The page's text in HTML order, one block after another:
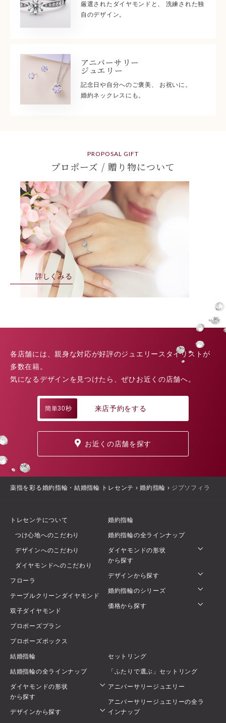
厳選されたダイヤモンドと、 洗練された独
自のデザイン。
アニバーサリー
ジュエリー
記念日や自分へのご褒美、 お祝いに。
婚約ネックレスにも。
PROPOSAL GIFT
プロポーズ / 贈り物について
詳しくみる
各店舗には、親身な対応が好評のジュエリースタイリストが
多数在籍。
気になるデザインを見つけたら、ぜひお近くの店舗へ。
簡単30秒 来店予約をする
お近くの店舗を探す
薬指を彩る婚約指輪・結婚指輪 トレセンテ ›婚約指輪 › ジプソフィラ
トレセンテについて
つけ心地へのこだわり
デザインへのこだわり
ダイヤモンドへのこだわり
フローラ
テーブルクリーンダイヤモンド
双子ダイヤモンド
プロポーズプラン
プロポーズボックス
婚約指輪
婚約指輪の全ラインナップ
ダイヤモンドの形状
から探す
デザインから探す
婚約指輪のシリーズ
価格から探す
結婚指輪
結婚指輪の全ラインナップ
ダイヤモンドの形状
から探す
デザインから探す
セットリング
「ふたりで選ぶ」セットリング
アニバーサリージュエリー
アニバーサリージュエリーの全ラ
インナップ